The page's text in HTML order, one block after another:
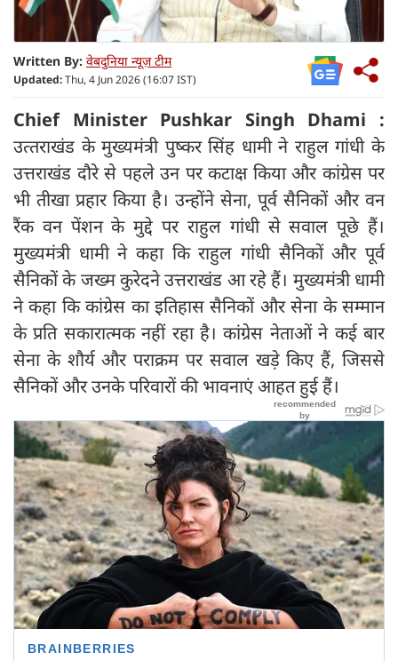
Written By: वेबदुनिया न्यूज़ टीम
Updated:Thu, 4 Jun 2026 (16:07 IST)
Chief Minister Pushkar Singh Dhami :
उत्‍तराखंड के मुख्यमंत्री पुष्कर सिंह धामी ने राहुल गांधी के
उत्तराखंड दौरे से पहले उन पर कटाक्ष किया और कांग्रेस पर
भी तीखा प्रहार किया है। उन्होंने सेना, पूर्व सैनिकों और वन
रैंक वन पेंशन के मुद्दे पर राहुल गांधी से सवाल पूछे हैं।
मुख्यमंत्री धामी ने कहा कि राहुल गांधी सैनिकों और पूर्व
सैनिकों के जख्म कुरेदने उत्तराखंड आ रहे हैं। मुख्यमंत्री धामी
ने कहा कि कांग्रेस का इतिहास सैनिकों और सेना के सम्मान
के प्रति सकारात्मक नहीं रहा है। कांग्रेस नेताओं ने कई बार
सेना के शौर्य और पराक्रम पर सवाल खड़े किए हैं, जिससे
सैनिकों और उनके परिवारों की भावनाएं आहत हुई हैं।